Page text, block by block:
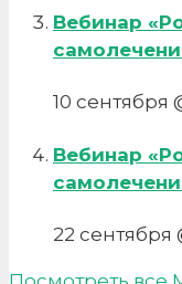
Вебинар
10 сентября
Вебинар
22 сентября